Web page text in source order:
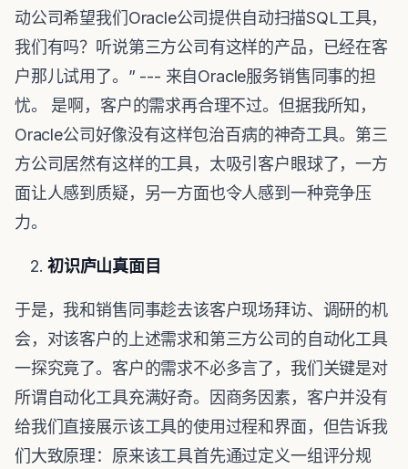
动公司希望我们Oracle公司提供自动扫描SQL工具，
我们有吗？听说第三方公司有这样的产品，已经在客
户那儿试用了。” --- 来自Oracle服务销售同事的担
忧。 是啊，客户的需求再合理不过。但据我所知，
Oracle公司好像没有这样包治百病的神奇工具。第三
方公司居然有这样的工具，太吸引客户眼球了，一方
面让人感到质疑，另一方面也令人感到一种竞争压
力。
初识庐山真面目
于是，我和销售同事趁去该客户现场拜访、调研的机
会，对该客户的上述需求和第三方公司的自动化工具
一探究竟了。客户的需求不必多言了，我们关键是对
所谓自动化工具充满好奇。因商务因素，客户并没有
给我们直接展示该工具的使用过程和界面，但告诉我
们大致原理：原来该工具首先通过定义一组评分规